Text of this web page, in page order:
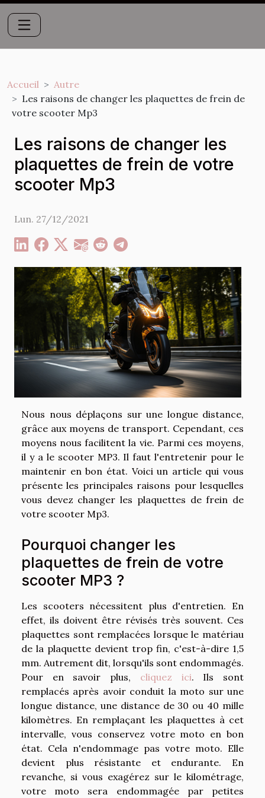
Accueil
Autre
Les raisons de changer les plaquettes de frein de
votre scooter Mp3
Les raisons de changer les
plaquettes de frein de votre
scooter Mp3
Lun. 27/12/2021
Nous nous déplaçons sur une longue distance,
grâce aux moyens de transport. Cependant, ces
moyens nous facilitent la vie. Parmi ces moyens,
il y a le scooter MP3. Il faut l'entretenir pour le
maintenir en bon état. Voici un article qui vous
présente les principales raisons pour lesquelles
vous devez changer les plaquettes de frein de
votre scooter Mp3.
Pourquoi changer les
plaquettes de frein de votre
scooter MP3 ?
Les scooters nécessitent plus d'entretien. En
effet, ils doivent être révisés très souvent. Ces
plaquettes sont remplacées lorsque le matériau
de la plaquette devient trop fin, c'est-à-dire 1,5
mm. Autrement dit, lorsqu'ils sont endommagés.
Pour en savoir plus, cliquez ici. Ils sont
remplacés après avoir conduit la moto sur une
longue distance, une distance de 30 ou 40 mille
kilomètres. En remplaçant les plaquettes à cet
intervalle, vous conservez votre moto en bon
état. Cela n'endommage pas votre moto. Elle
devient plus résistante et endurante. En
revanche, si vous exagérez sur le kilométrage,
votre moto sera endommagée par petites